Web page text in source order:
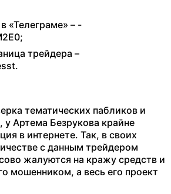
«Телеграме» – -
трейдера –
тематических пабликов и
у Артема Безрукова крайне
в интернете. Так, в своих
с данным трейдером
жалуются на кражу средств и
мошенником, а весь его проект